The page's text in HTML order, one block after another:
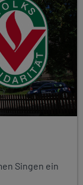
Singen ein